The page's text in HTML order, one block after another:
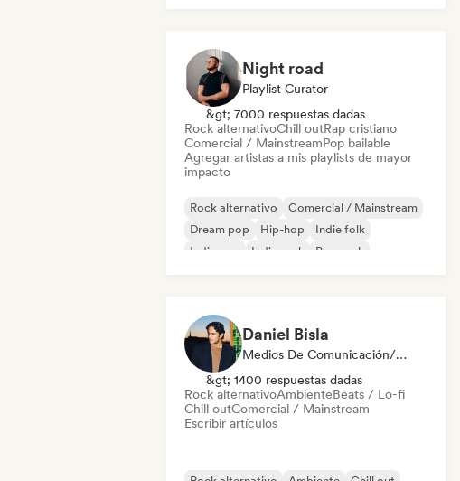
Night road
Playlist Curator
&gt; 7000 respuestas dadas
Rock alternativoChill outRap cristiano
Comercial / MainstreamPop bailable
Agregar artistas a mis playlists de mayor
impacto
Rock alternativo
Comercial / Mainstream
Dream pop
Hip-hop
Indie folk
Indie pop
Indie rock Pop rock
Daniel Bisla
Medios De Comunicación/Periodista
&gt; 1400 respuestas dadas
Rock alternativoAmbienteBeats / Lo-fi
Chill outComercial / Mainstream
Escribir artículos